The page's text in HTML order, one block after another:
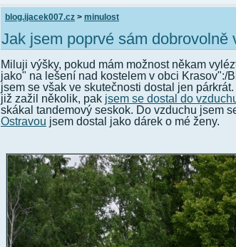
blog.ijacek007.cz > minulost
Jak jsem poprvé sám dobrovolně
Miluji výšky, pokud mám možnost někam
jako" na lešení nad kostelem v obci Krasov":/
jsem se však ve skutečnosti dostal jen
již zažil několik, pak jsem se dostal do
skákal tandemový seskok. Do vzduchu jsem
Ostravou jsem dostal jako dárek o mé ženy.